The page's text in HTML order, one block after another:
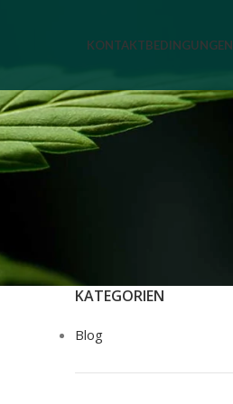
KONTAKTBEDINGUNGEN
KATEGORIEN
Blog